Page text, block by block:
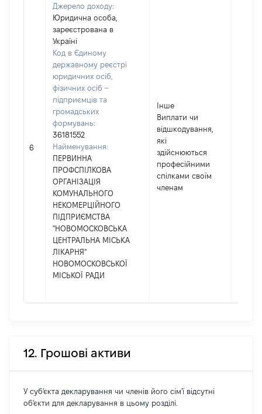
6
Джерело доходу:
Юридична особа,
зареєстрована в
Україні
Код в Єдиному
державному реєстрі
юридичних осіб,
фізичних осіб –
підприємців та
громадських
формувань:
36181552
Найменування:
ПЕРВИННА
ПРОФСПІЛКОВА
ОРГАНІЗАЦІЯ
КОМУНАЛЬНОГО
НЕКОМЕРЦІЙНОГО
ПІДПРИЄМСТВА
"НОВОМОСКОВСЬКА
ЦЕНТРАЛЬНА МІСЬКА
ЛІКАРНЯ"
НОВОМОСКОВСЬКОЇ
МІСЬКОЇ РАДИ
Інше
Виплати чи
відшкодування,
які
здійснюються
професійними
спілками своїм
членам
12. Грошові активи
У суб'єкта декларування чи членів його сім'ї відсутні
об'єкти для декларування в цьому розділі.